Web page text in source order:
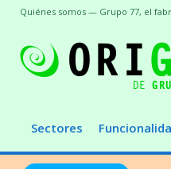
Sectores
Quiénes somos — Grupo 77, el